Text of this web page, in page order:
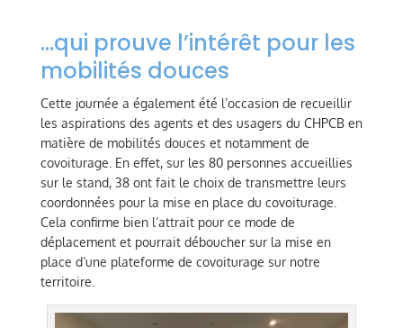
…qui prouve l’intérêt pour les
mobilités douces
Cette journée a également été l’occasion de recueillir
les aspirations des agents et des usagers du CHPCB en
matière de mobilités douces et notamment de
covoiturage. En effet, sur les 80 personnes accueillies
sur le stand, 38 ont fait le choix de transmettre leurs
coordonnées pour la mise en place du covoiturage.
Cela confirme bien l’attrait pour ce mode de
déplacement et pourrait déboucher sur la mise en
place d’une plateforme de covoiturage sur notre
territoire.